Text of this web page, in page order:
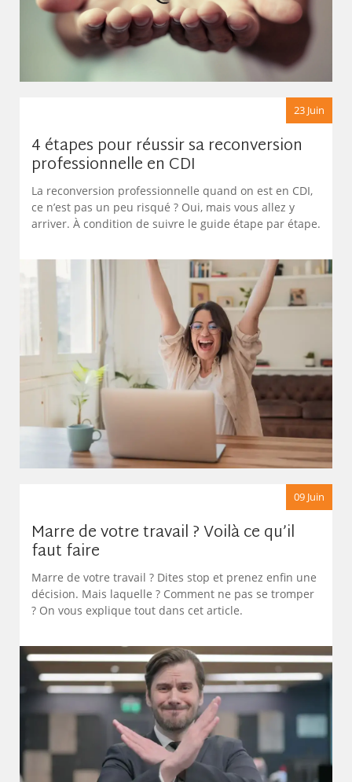
23 Juin
4 étapes pour réussir sa reconversion
professionnelle en CDI
La reconversion professionnelle quand on est en CDI,
ce n’est pas un peu risqué ? Oui, mais vous allez y
arriver. À condition de suivre le guide étape par étape.
09 Juin
Marre de votre travail ? Voilà ce qu’il
faut faire
Marre de votre travail ? Dites stop et prenez enfin une
décision. Mais laquelle ? Comment ne pas se tromper
? On vous explique tout dans cet article.